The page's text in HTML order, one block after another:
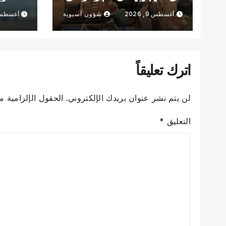
طريقه إلى برلين
أغسطس 9, 2026 شؤون آسيوية
شباك
أغسطس 9,
اترك تعليقاً
لن يتم نشر عنوان بريدك الإلكتروني. الحقول الإلزامية
التعليق *